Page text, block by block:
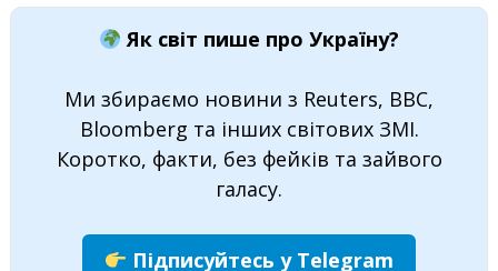
Як світ пише про Україну?
Ми збираємо новини з Reuters, BBC,
Bloomberg та інших світових ЗМІ.
Коротко, факти, без фейків та зайвого
галасу.
Підписуйтесь у Telegram